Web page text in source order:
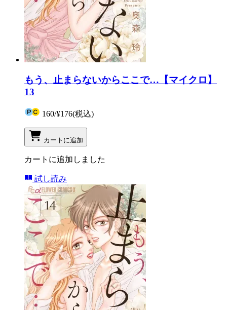
もう、止まらないからここで…【マイクロ】
13
160/¥176(税込)
カートに追加
カートに追加しました
試し読み